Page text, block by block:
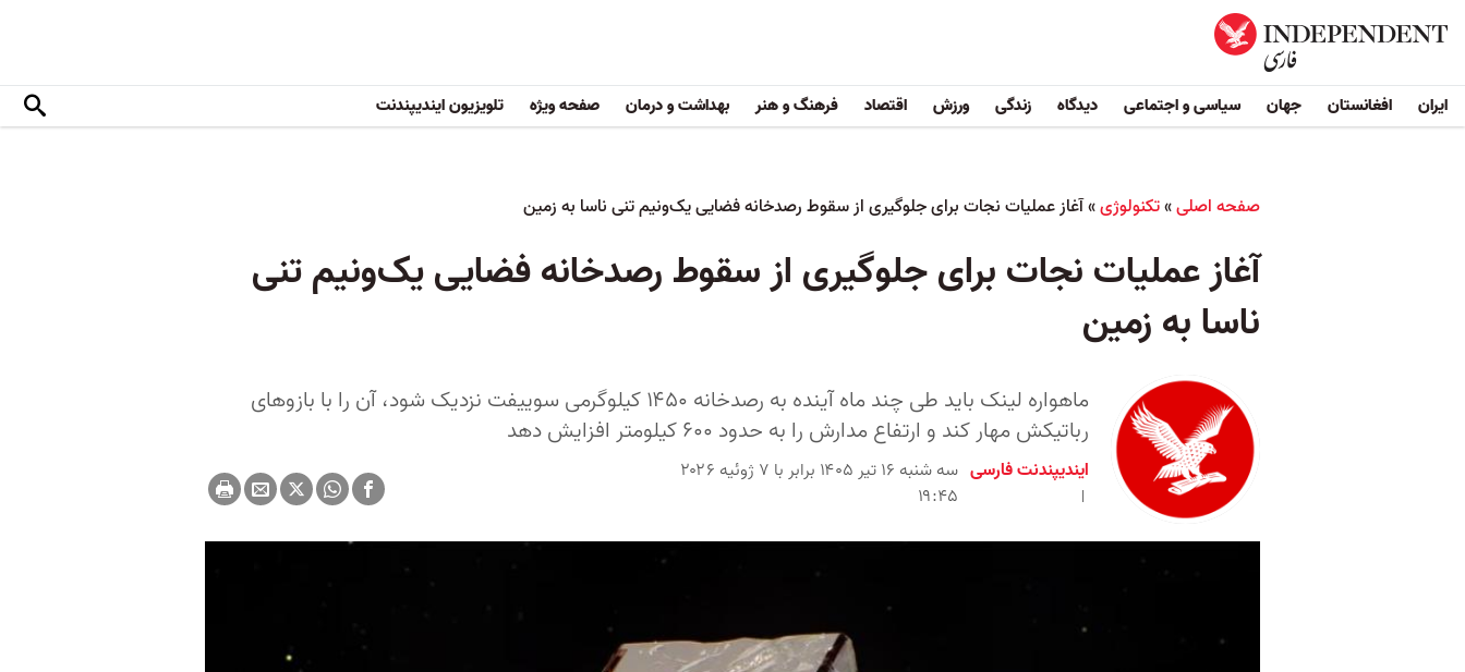
ایران افغانستان جهان سیاسی و اجتماعی دیدگاه زندگی ورزش اقتصاد فرهنگ و هنر بهداشت و درمان صفحه ویژه تلویزیون ایندیپندنت
صفحه اصلی»تکنولوژی»آغاز عملیات نجات برای جلوگیری از سقوط رصدخانه فضایی یک‌و‌نیم تنی ناسا به زمین
آغاز عملیات نجات برای جلوگیری از سقوط رصدخانه فضایی یک‌و‌نیم تنی
ناسا به زمین
ماهواره لینک باید طی چند ماه آینده به رصدخانه ۱۴۵۰ کیلوگرمی سوییفت نزدیک شود، آن را با بازوهای
رباتیکش مهار کند و ارتفاع مدارش را به حدود ۶۰۰ کیلومتر افزایش دهد
ایندیپندنت فارسی
سه شنبه ۱۶ تیر ۱۴۰۵ برابر با ۷ ژوئیه ۲۰۲۶
۱۹:۴۵